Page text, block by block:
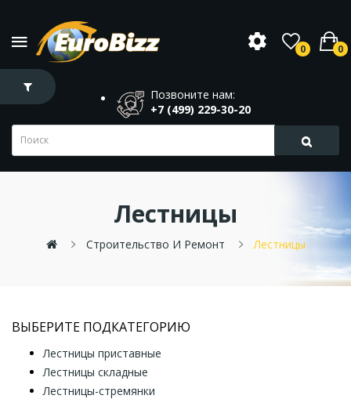
0 0
Позвоните нам:
+7 (499) 229-30-20
Лестницы
Строительство И Ремонт Лестницы
ВЫБЕРИТЕ ПОДКАТЕГОРИЮ
Лестницы приставные
Лестницы складные
Лестницы-стремянки